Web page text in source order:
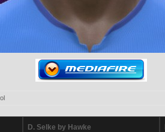
D. Selke by Hawke